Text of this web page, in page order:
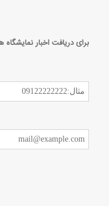
برای دریافت اخبار